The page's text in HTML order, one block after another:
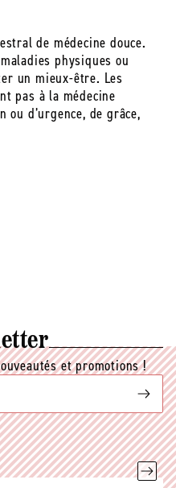
pour leur durabilité et
de médecine douce.
physiques ou
un mieux-être. Les
pas à la médecine
d’urgence, de grâce,
et promotions !